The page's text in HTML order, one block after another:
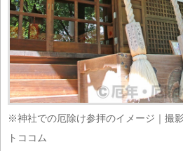
※神社での厄除け参拝のイメージ｜撮
トココム